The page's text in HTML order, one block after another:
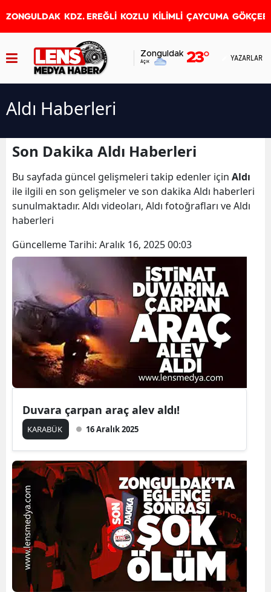
ZONGULDAK KDZ. EREĞLİ KOZLU KİLİMLİ ÇAYCUMA
Zonguldak
Açık 23° YAZARLAR
Aldı Haberleri
Son Dakika Aldı Haberleri
Bu sayfada güncel gelişmeleri takip edenler için Aldı
ile ilgili en son gelişmeler ve son dakika Aldı haberleri
sunulmaktadır. Aldı videoları, Aldı fotoğrafları ve Aldı
haberleri
Güncelleme Tarihi: Aralık 16, 2025 00:03
Duvara çarpan araç alev aldı!
KARABÜK 16 Aralık 2025